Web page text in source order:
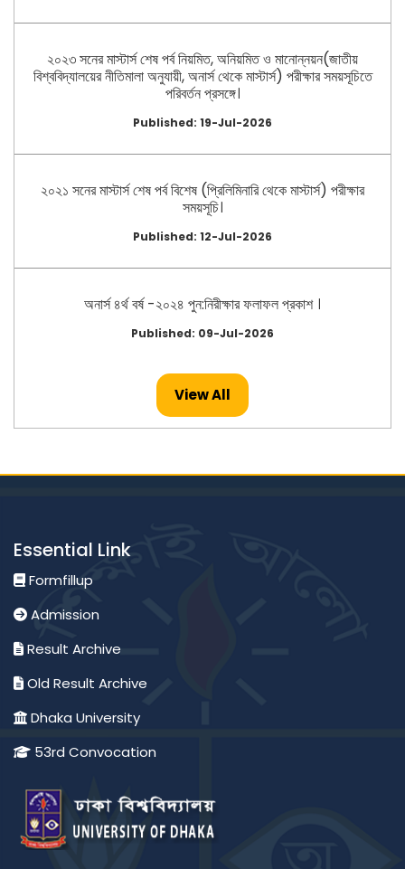
২০২৩ সনের মাস্টার্স শেষ পর্ব নিয়মিত, অনিয়মিত ও মানোন্নয়ন(জাতীয়
বিশ্ববিদ্যালয়ের নীতিমালা অনুযায়ী, অনার্স থেকে মাস্টার্স) পরীক্ষার সময়সূচিতে
পরিবর্তন প্রসঙ্গে।
Published: 19-Jul-2026
২০২১ সনের মাস্টার্স শেষ পর্ব বিশেষ (প্রিলিমিনারি থেকে মাস্টার্স) পরীক্ষার
সময়সূচি।
Published: 12-Jul-2026
অনার্স ৪র্থ বর্ষ -২০২৪ পুন:নিরীক্ষার ফলাফল প্রকাশ ।
Published: 09-Jul-2026
View All
Essential Link
Formfillup
Admission
Result Archive
Old Result Archive
Dhaka University
53rd Convocation